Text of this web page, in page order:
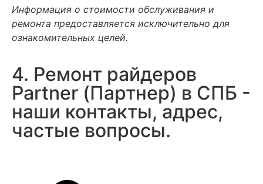
Информация о стоимости обслуживания и
ремонта предоставляется исключительно для
ознакомительных целей.
4. Ремонт райдеров
Partner (Партнер) в СПБ -
наши контакты, адрес,
частые вопросы.